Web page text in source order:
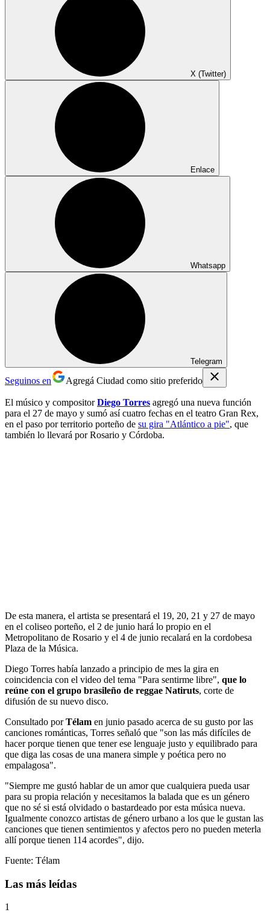
X (Twitter)
Enlace
Whatsapp
Telegram
Seguinos en Agregá Ciudad como sitio preferido
El músico y compositorDiego Torres agregó una nueva función
para el 27 de mayo y sumó así cuatro fechas en el teatro Gran Rex,
en el paso por territorio porteño de su gira "Atlántico a pie", que
también lo llevará por Rosario y Córdoba.
De esta manera, el artista se presentará el 19, 20, 21 y 27 de mayo
en el coliseo porteño, el 2 de junio hará lo propio en el
Metropolitano de Rosario y el 4 de junio recalará en la cordobesa
Plaza de la Música.
Diego Torres había lanzado a principio de mes la gira en
coincidencia con el video del tema "Para sentirme libre", que lo
reúne con el grupo brasileño de reggae Natiruts, corte de
difusión de su nuevo disco.
Consultado porTélam en junio pasado acerca de su gusto por las
canciones románticas, Torres señaló que "son las más difíciles de
hacer porque tienen que tener ese lenguaje justo y equilibrado para
que diga las cosas de una manera simple y poética pero no
empalagosa".
"Siempre me gustó hablar de un amor que cualquiera pueda usar
para su propia relación y necesitamos la balada que es un género
que no sé si está olvidado o bastardeado por esta música nueva.
Igualmente conozco artistas de género urbano a los que le gustan las
canciones que tienen sentimientos y afectos pero no pueden meterla
allí porque tienen 114 acordes", dijo.
Fuente: Télam
Las más leídas
1